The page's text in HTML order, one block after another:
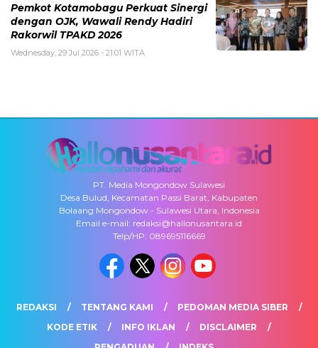
Pemkot Kotamobagu Perkuat Sinergi
dengan OJK, Wawali Rendy Hadiri
Rakorwil TPAKD 2026
Wednesday, 29 Jul 2026 - 21:01 WITA
PT. Media Mongondow Sulawesi
Desa Bulud, Kecamatan Passi Barat, Kabupaten
Bolaang Mongondow - Sulawesi Utara, Indonesia
Email e-mail: redaksi@hallonusantara.id
Telp/HP: 089695116669
REDAKSI TENTANG KAMI
PEDOMAN MEDIA SIBER
KODE ETIK
INFO IKLAN
DISCLAIMER